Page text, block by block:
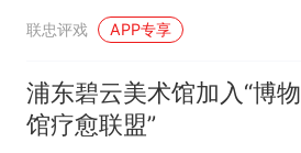
笔诸问题
联忠评戏 APP专享
浦东碧云美术馆加入“博物
馆疗愈联盟”